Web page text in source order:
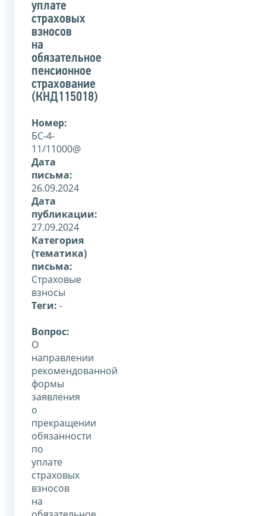
уплате
страховых
взносов
на
обязательное
пенсионное
страхование
(КНД115018)
Номер:
БС-4-
11/11000@
Дата
письма:
26.09.2024
Дата
публикации:
27.09.2024
Категория
(тематика)
письма:
Страховые
взносы
Теги: -
Вопрос:
О
направлении
рекомендованной
формы
заявления
о
прекращении
обязанности
по
уплате
страховых
взносов
на